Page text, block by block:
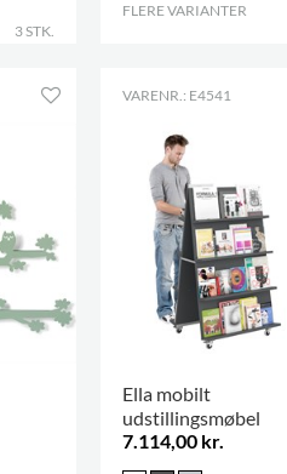
3 STK.
FLERE VARIANTER
VARENR.: E4541
Ella mobilt
udstillingsmøbel
7.114,00 kr.